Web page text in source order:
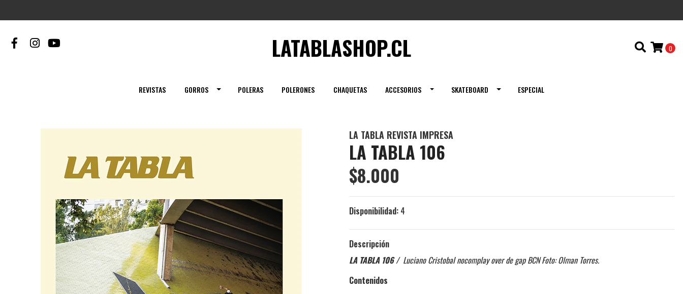
LATABLASHOP.CL 0
REVISTAS GORROS POLERAS POLERONES CHAQUETAS ACCESORIOS SKATEBOARD ESPECIAL
LA TABLA REVISTA IMPRESA
LA TABLA 106
$8.000
Disponibilidad: 4
Descripción
LA TABLA 106/ Luciano Cristobal nocomplay over de gap BCN Foto: Olman Torres.
Contenidos